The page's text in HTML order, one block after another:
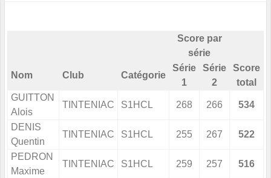
Score par
série
Nom Club Catégorie
Série
1
Série
2
Score
total
GUITTON
Alois
TINTENIAC S1HCL 268 266 534
DENIS
Quentin
TINTENIAC S1HCL 255 267 522
PEDRON
Maxime
TINTENIAC S1HCL 259 257 516